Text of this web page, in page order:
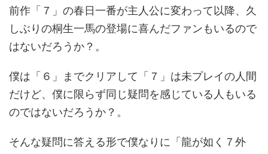
前作「７」の春日一番が主人公に変わって以降、久
しぶりの桐生一馬の登場に喜んだファンもいるので
はないだろうか？。
僕は「６」までクリアして「７」は未プレイの人間
だけど、僕に限らず同じ疑問を感じている人もいる
のではないだろうか？。
そんな疑問に答える形で僕なりに「龍が如く７外